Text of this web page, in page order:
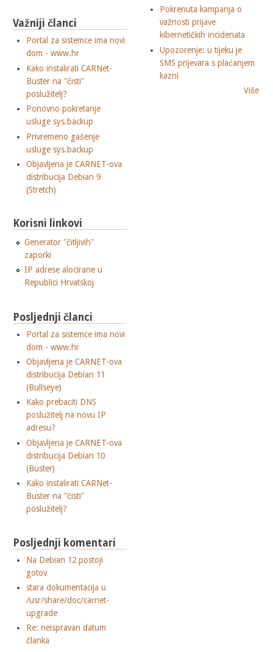
Važniji članci
Portal za sistemce ima novi
dom - www.hr
Kako instalirati CARNet-
Buster na "čisti"
poslužitelj?
Ponovno pokretanje
usluge sys.backup
Privremeno gašenje
usluge sys.backup
Objavljena je CARNET-ova
distribucija Debian 9
(Stretch)
Korisni linkovi
Generator "čitljivih"
zaporki
IP adrese alocirane u
Republici Hrvatskoj
Posljednji članci
Portal za sistemce ima novi
dom - www.hr
Objavljena je CARNET-ova
distribucija Debian 11
(Bullseye)
Kako prebaciti DNS
poslužitelj na novu IP
adresu?
Objavljena je CARNET-ova
distribucija Debian 10
(Buster)
Kako instalirati CARNet-
Buster na "čisti"
poslužitelj?
Posljednji komentari
Na Debian 12 postoji
gotov
stara dokumentacija u
/usr/share/doc/carnet-
upgrade
Re: neispravan datum
članka
Pokrenuta kampanja o
važnosti prijave
kibernetičkih incidenata
Upozorenje: u tijeku je
SMS prijevara s plaćanjem
kazni
Više